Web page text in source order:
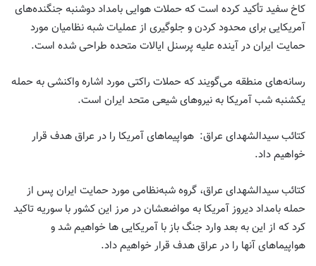
کاخ سفید تأکید کرده است که حملات هوایی بامداد دوشنبه جنگنده‌های
آمریکایی برای محدود کردن و جلوگیری از عملیات شبه نظامیان مورد
حمایت ایران در آینده علیه پرسنل ایالات متحده طراحی شده است.
رسانه‌های منطقه می‌گویند که حملات راکتی مورد اشاره واکنشی به حمله
یکشنبه شب آمریکا به نیروهای شیعی متحد ایران است.
کتائب سیدالشهدای عراق: هواپیماهای آمریکا را در عراق هدف قرار
خواهیم داد.
کتائب سیدالشهدای عراق، گروه شبه‌نظامی مورد حمایت ایران پس از
حمله بامداد دیروز آمریکا به مواضعشان در مرز این کشور با سوریه تاکید
کرد که از این به بعد وارد جنگ باز با آمریکایی ها خواهیم شد و
هواپیماهای آنها را در عراق هدف قرار خواهیم داد.